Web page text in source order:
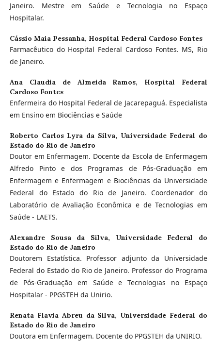
Janeiro. Mestre em Saúde e Tecnologia no Espaço
Hospitalar.
Cássio Maia Pessanha, Hospital Federal Cardoso Fontes
Farmacêutico do Hospital Federal Cardoso Fontes. MS, Rio
de Janeiro.
Ana Claudia de Almeida Ramos, Hospital Federal
Cardoso Fontes
Enfermeira do Hospital Federal de Jacarepaguá. Especialista
em Ensino em Biociências e Saúde
Roberto Carlos Lyra da Silva, Universidade Federal do
Estado do Rio de Janeiro
Doutor em Enfermagem. Docente da Escola de Enfermagem
Alfredo Pinto e dos Programas de Pós-Graduação em
Enfermagem e Enfermagem e Biociências da Universidade
Federal do Estado do Rio de Janeiro. Coordenador do
Laboratório de Avaliação Econômica e de Tecnologias em
Saúde - LAETS.
Alexandre Sousa da Silva, Universidade Federal do
Estado do Rio de Janeiro
Doutorem Estatística. Professor adjunto da Universidade
Federal do Estado do Rio de Janeiro. Professor do Programa
de Pós-Graduação em Saúde e Tecnologias no Espaço
Hospitalar - PPGSTEH da Unirio.
Renata Flavia Abreu da Silva, Universidade Federal do
Estado do Rio de Janeiro
Doutora em Enfermagem. Docente do PPGSTEH da UNIRIO.